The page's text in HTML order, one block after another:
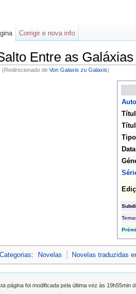
Entre as Galáxias
(Redirecionado de Von Galaxis zu Galaxis)
Categorias: Novelas Novelas traduzidas
Corrigir e nova info
página foi modificada pela última vez às 19h55min